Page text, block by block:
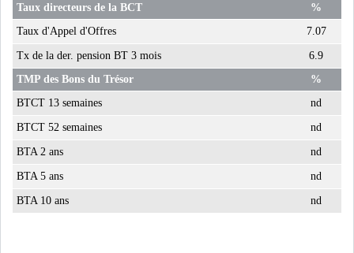
MAGHREB
ALGÉRIE
LIBYE
Taux directeurs de la BCT
%
Taux d'Appel d'Offres
7.07
Tx de la der. pension BT 3 mois
6.9
TMP des Bons du Trésor
%
BTCT 13 semaines
nd
BTCT 52 semaines nd
BTA 2 ans nd
BTA 5 ans nd
BTA 10 ans nd